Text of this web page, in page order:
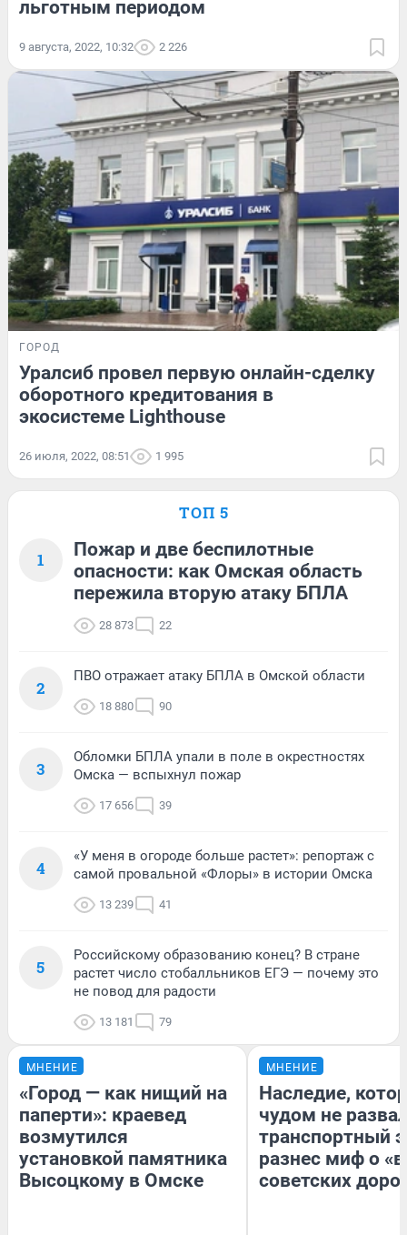
льготным периодом
9 августа, 2022, 10:32 2 226
ГОРОД
Уралсиб провел первую онлайн-сделку
оборотного кредитования в
экосистеме Lighthouse
26 июля, 2022, 08:51 1 995
ТОП 5
1
Пожар и две беспилотные
опасности: как Омская область
пережила вторую атаку БПЛА
28 873 22
2
ПВО отражает атаку БПЛА в Омской области
18 880 90
3
Обломки БПЛА упали в поле в окрестностях
Омска — вспыхнул пожар
17 656 39
4
«У меня в огороде больше растет»: репортаж с
самой провальной «Флоры» в истории Омска
13 239 41
5
Российскому образованию конец? В стране
растет число стобалльников ЕГЭ — почему это
не повод для радости
13 181 79
МНЕНИЕ
«Город — как нищий на
паперти»: краевед
возмутился
установкой памятника
Высоцкому в Омске
МНЕНИЕ
Наследие,
чудом не
транспортный
разнес миф о
советских